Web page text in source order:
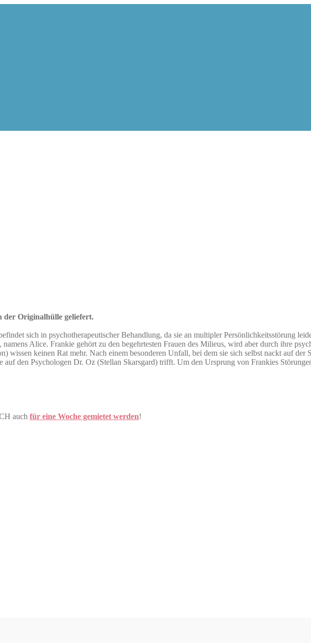
der Originalhülle geliefert.
sich in psychotherapeutischer Behandlung, da sie an multipler Persönlichkeitsstörung
namens Alice. Frankie gehört zu den begehrtesten Frauen des Milieus, wird aber durch ihre
wissen keinen Rat mehr. Nach einem besonderen Unfall, bei dem sie sich selbst nackt auf der
den Psychologen Dr. Oz (Stellan Skarsgard) trifft. Um den Ursprung von Frankies
auch für eine Woche gemietet werden!